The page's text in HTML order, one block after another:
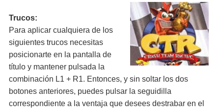
Trucos:
Para aplicar cualquiera de los
siguientes trucos necesitas
posicionarte en la pantalla de
título y mantener pulsada la
combinación L1 + R1. Entonces, y sin soltar los dos
botones anteriores, puedes pulsar la seguidilla
correspondiente a la ventaja que desees destrabar en el